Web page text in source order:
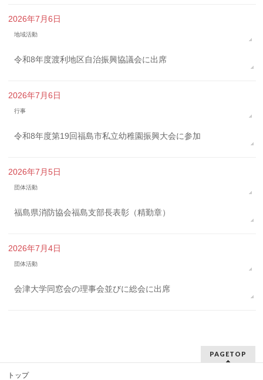
2026年7月6日
地域活動
令和8年度渡利地区自治振興協議会に出席
2026年7月6日
行事
令和8年度第19回福島市私立幼稚園振興大会に参加
2026年7月5日
団体活動
福島県消防協会福島支部長表彰（精勤章）
2026年7月4日
団体活動
会津大学同窓会の理事会並びに総会に出席
PAGETOP
トップ